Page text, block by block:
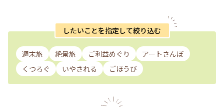
したいことを指定して絞り込む
週末旅 絶景旅 ご利益めぐり
アートさんぽ
くつろぐ
いやされる ごほうび